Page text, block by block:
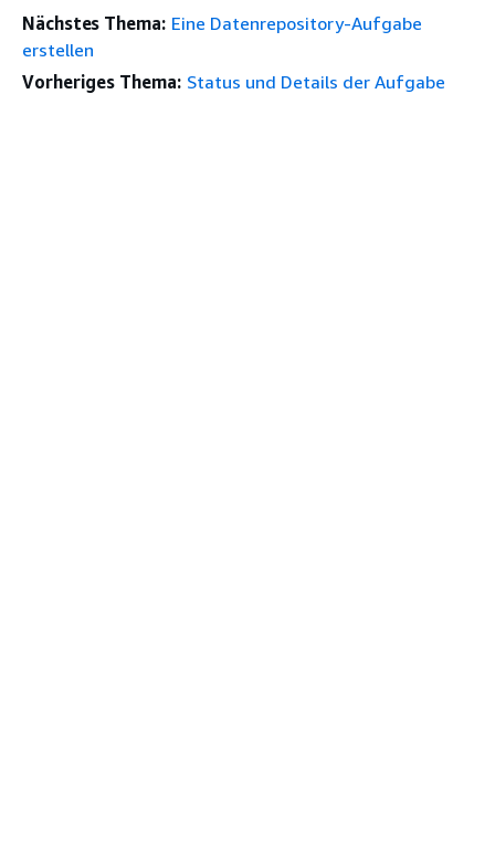
Nächstes Thema: Eine Datenrepository-Aufgabe
erstellen
Vorheriges Thema: Status und Details der Aufgabe